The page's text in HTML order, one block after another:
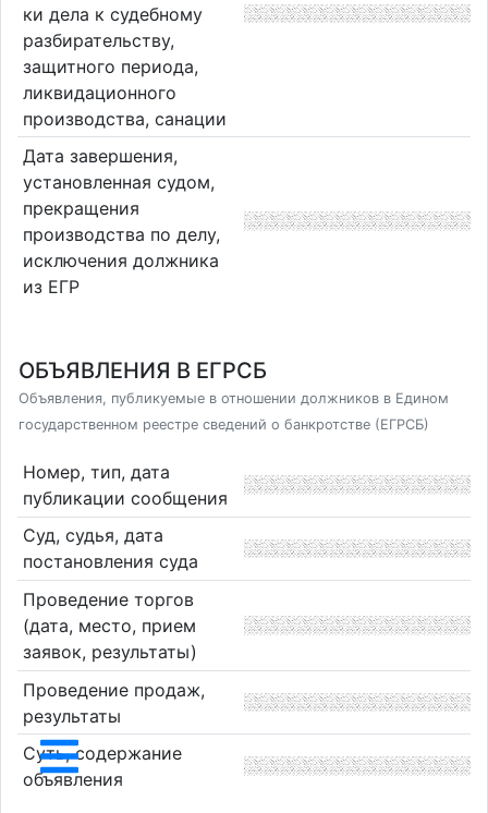
ки дела к судебному
разбирательству,
защитного периода,
ликвидационного
производства, санации
Дата завершения,
установленная судом,
прекращения
производства по делу,
исключения должника
из ЕГР
ОБЪЯВЛЕНИЯ В ЕГРСБ
Объявления, публикуемые в отношении должников в Едином
государственном реестре сведений о банкротстве (ЕГРСБ)
Номер, тип, дата
публикации сообщения
Суд, судья, дата
постановления суда
Проведение торгов
(дата, место, прием
заявок, результаты)
Проведение продаж,
результаты
Суть, содержание
объявления